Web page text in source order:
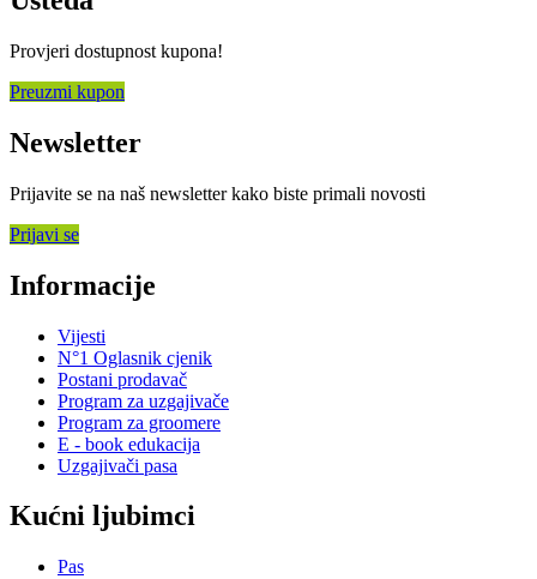
Provjeri dostupnost kupona!
Preuzmi kupon
Newsletter
Prijavite se na naš newsletter kako biste primali novosti
Prijavi se
Informacije
Vijesti
N°1 Oglasnik cjenik
Postani prodavač
Program za uzgajivače
Program za groomere
E - book edukacija
Uzgajivači pasa
Kućni ljubimci
Pas